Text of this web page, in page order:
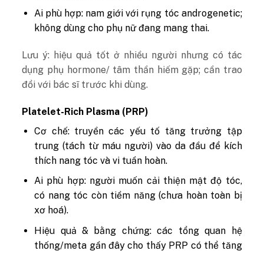
Ai phù hợp: nam giới với rụng tóc androgenetic;
không dùng cho phụ nữ đang mang thai.
Lưu ý: hiệu quả tốt ở nhiều người nhưng có tác
dụng phụ hormone/ tâm thần hiếm gặp; cần trao
đổi với bác sĩ trước khi dùng.
Platelet-Rich Plasma (PRP)
Cơ chế: truyền các yếu tố tăng trưởng tập
trung (tách từ máu người) vào da đầu để kích
thích nang tóc và vi tuần hoàn.
Ai phù hợp: người muốn cải thiện mật độ tóc,
có nang tóc còn tiềm năng (chưa hoàn toàn bị
xơ hoá).
Hiệu quả & bằng chứng: các tổng quan hệ
thống/meta gần đây cho thấy PRP có thể tăng